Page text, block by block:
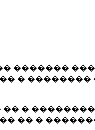
�������
� ��������
�
�� �